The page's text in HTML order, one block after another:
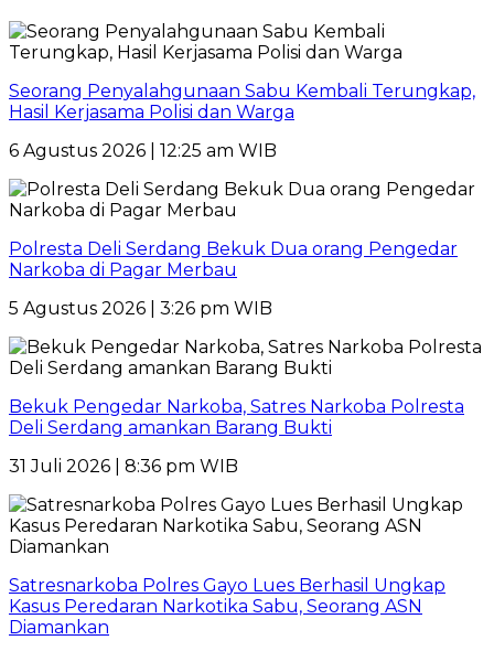
Seorang Penyalahgunaan Sabu Kembali Terungkap,
Hasil Kerjasama Polisi dan Warga
6 Agustus 2026 | 12:25 am WIB
Polresta Deli Serdang Bekuk Dua orang Pengedar
Narkoba di Pagar Merbau
5 Agustus 2026 | 3:26 pm WIB
Bekuk Pengedar Narkoba, Satres Narkoba Polresta
Deli Serdang amankan Barang Bukti
31 Juli 2026 | 8:36 pm WIB
Satresnarkoba Polres Gayo Lues Berhasil Ungkap
Kasus Peredaran Narkotika Sabu, Seorang ASN
Diamankan